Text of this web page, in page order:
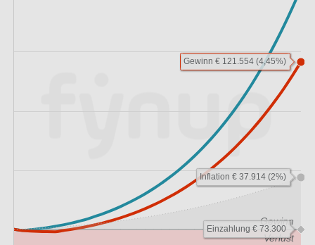
Gewinn
Verlust
Einzahlung € 73.300
Gewinn € 121.554 (4,45%)
Inflation € 37.914 (2%)